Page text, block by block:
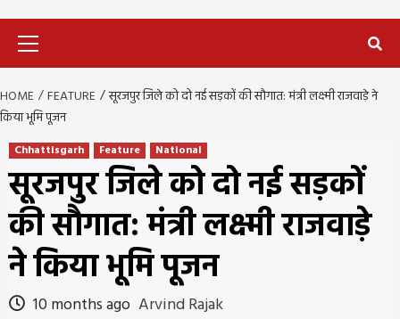
HOME FEATURE
सूरजपुर जिले को दो नई सड़कों की सौगात: मंत्री लक्ष्मी राजवाड़े ने
किया भूमि पूजन
Chhattisgarh Feature National
सूरजपुर जिले को दो नई सड़कों
की सौगात: मंत्री लक्ष्मी राजवाड़े
ने किया भूमि पूजन
10 months ago Arvind Rajak